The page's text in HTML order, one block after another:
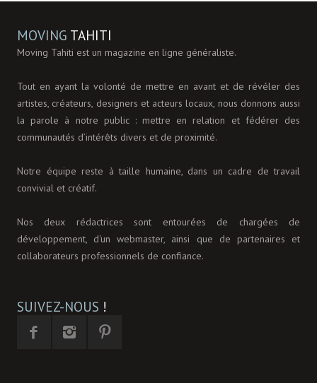
MOVING TAHITI
Moving Tahiti est un magazine en ligne généraliste.
Tout en ayant la volonté de mettre en avant et de révéler des
artistes, créateurs, designers et acteurs locaux, nous donnons aussi
la parole à notre public : mettre en relation et fédérer des
communautés d’intérêts divers et de proximité.
Notre équipe reste à taille humaine, dans un cadre de travail
convivial et créatif.
Nos deux rédactrices sont entourées de chargées de
développement, d'un webmaster, ainsi que de partenaires et
collaborateurs professionnels de confiance.
SUIVEZ-NOUS !